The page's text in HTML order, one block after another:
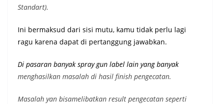
Standart).
Ini bermaksud dari sisi mutu, kamu tidak perlu lagi
ragu karena dapat di pertanggung jawabkan.
Di pasaran banyak spray gun label lain yang banyak
menghasilkan masalah di hasil finish pengecatan.
Masalah yan bisamelibatkan result pengecatan seperti